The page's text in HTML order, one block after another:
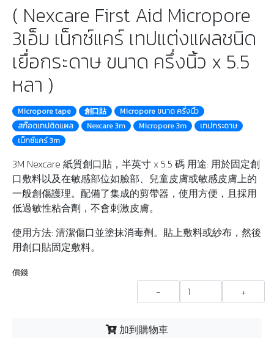
( Nexcare First Aid Micropore
3เอ็ม เน็กซ์แคร์ เทปแต่งแผลชนิด
เยื่อกระดาษ ขนาด ครึ่งนิ้ว x 5.5
หลา )
Micropore tape 創口貼
Micropore ขนาด ครึ่งนิ้ว
สก๊อตเทปติดแผล
Nexcare 3m Micropore 3m
เทปกระดาษ
เน็กซ์แคร์ 3m
3M Nexcare 紙質創口貼，半英寸 x 5.5 碼 用途: 用於固定創
口敷料以及在敏感部位如臉部、兒童皮膚或敏感皮膚上的
一般創傷護理。配備了集成的剪帶器，使用方便，且採用
低過敏性粘合劑，不會刺激皮膚。
使用方法: 清潔傷口並塗抹消毒劑。貼上敷料或紗布，然後
用創口貼固定敷料。
價錢
- +
加到購物車